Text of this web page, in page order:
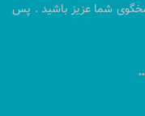
شما عزیز باشید . پس